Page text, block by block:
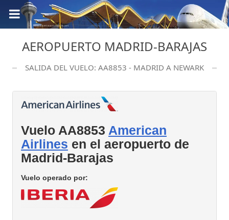
AEROPUERTO MADRID-BARAJAS
SALIDA DEL VUELO: AA8853 - MADRID A NEWARK
Vuelo AA8853 American
Airlines en el aeropuerto de
Madrid-Barajas
Vuelo operado por: